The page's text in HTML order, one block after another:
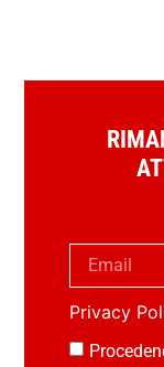
Privacy